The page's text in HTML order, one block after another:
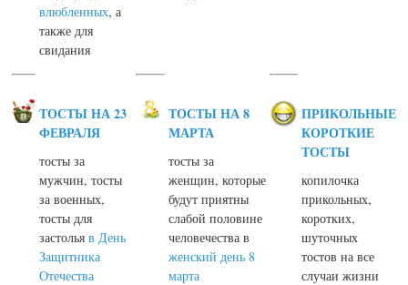
влюбленных, а
также для
свидания
ТОСТЫ НА 23
ФЕВРАЛЯ
тосты за
мужчин, тосты
за военных,
тосты для
застолья в День
Защитника
Отечества
ТОСТЫ НА 8
МАРТА
тосты за
женщин, которые
будут приятны
слабой половине
человечества в
женский день 8
марта
ПРИКОЛЬНЫЕ
КОРОТКИЕ
ТОСТЫ
копилочка
прикольных,
коротких,
шуточных
тостов на все
случаи жизни